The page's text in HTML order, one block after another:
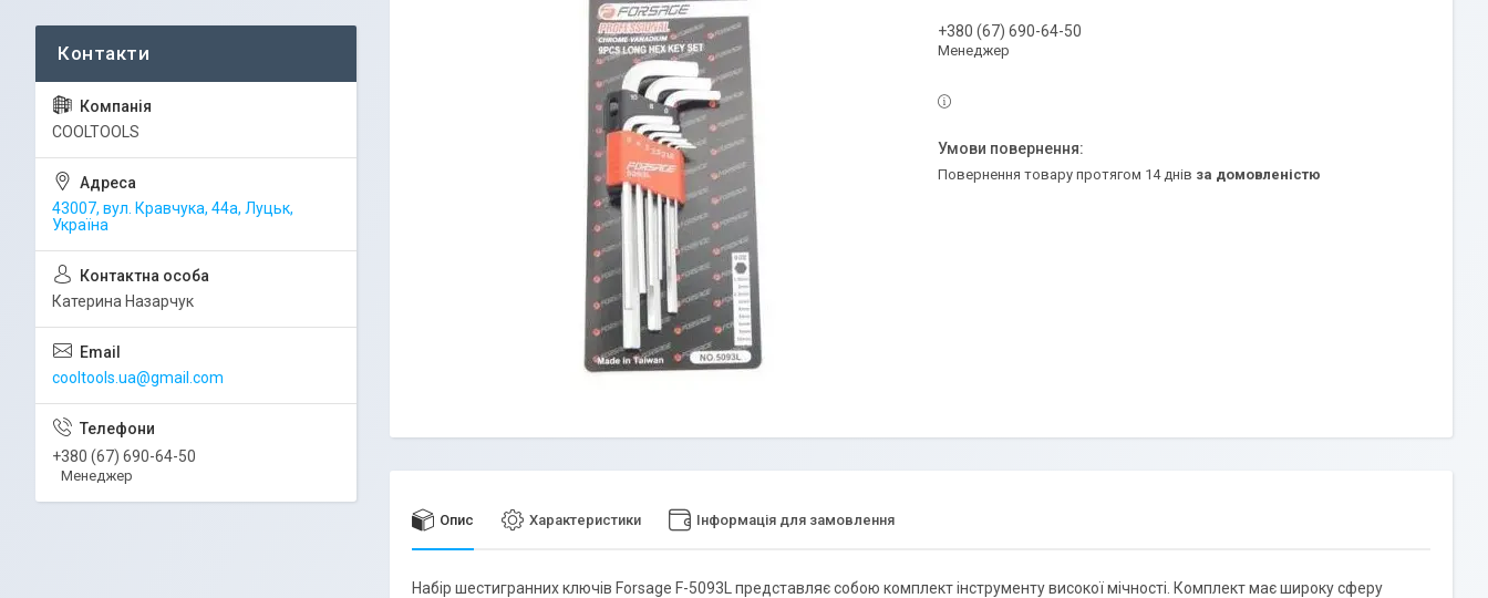
+380 (67) 690-64-50
Менеджер
повернення товару протягом 14 днів за домовленістю
Опис Характеристики Інформація для замовлення
Набір шестигранних ключів Forsage F-5093L представляє собою комплект інструменту високої мічності. Комплект має широку сферу
COOLTOOLS
43007, вул. Кравчука, 44а, Луцьк,
Україна
Катерина Назарчук
cooltools.ua@gmail.com
+380 (67) 690-64-50
Менеджер